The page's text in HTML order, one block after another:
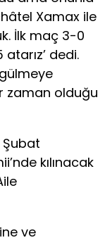
Xamax ile
İlk maç 3-0
dedi.
zaman olduğu
Şubat
kılınacak
ve